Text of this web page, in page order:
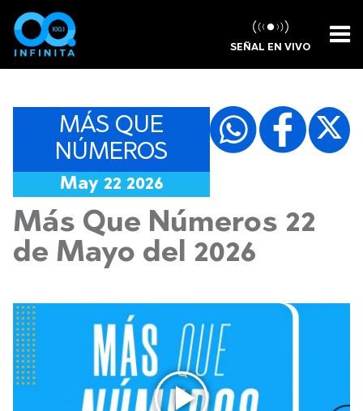
SEÑAL EN VIVO
MÁS QUE
NÚMEROS
May 22 2026
Más Que Números 22
de Mayo del 2026